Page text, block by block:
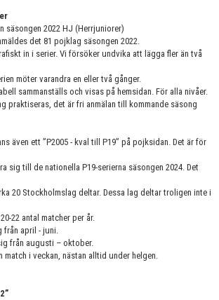
säsongen 2022 HJ (Herrjuniorer)
det 81 pojklag säsongen 2022.
in i serier. Vi försöker undvika att lägga fler än två
möter varandra en eller två gånger.
sammanställs och visas på hemsidan. För alla nivåer.
praktiseras, det är fri anmälan till kommande säsong
även ett ”P2005 - kval till P19” på pojksidan. Det är för
sig till de nationella P19-serierna säsongen 2024. Det
20 Stockholmslag deltar. Dessa lag deltar troligen inte i
22 antal matcher per år.
från april - juni.
från augusti – oktober.
match i veckan, nästan alltid under helgen.